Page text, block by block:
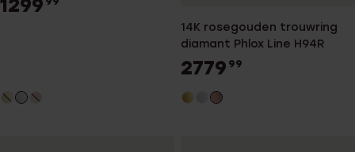
1299
14K rosegouden trouwring
diamant Phlox Line H94R
2779 99